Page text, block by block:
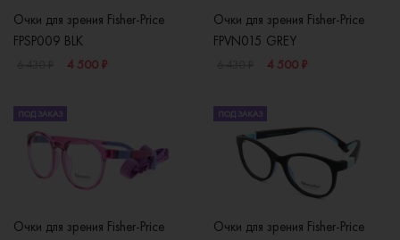
Очки для зрения Fisher-Price
FPSP009 BLK
4 500 ₽
Очки для зрения Fisher-Price
FPVN015 GREY
4 500 ₽
ПОД ЗАКАЗ
Очки для зрения Fisher-Price
ПОД ЗАКАЗ
Очки для зрения Fisher-Price